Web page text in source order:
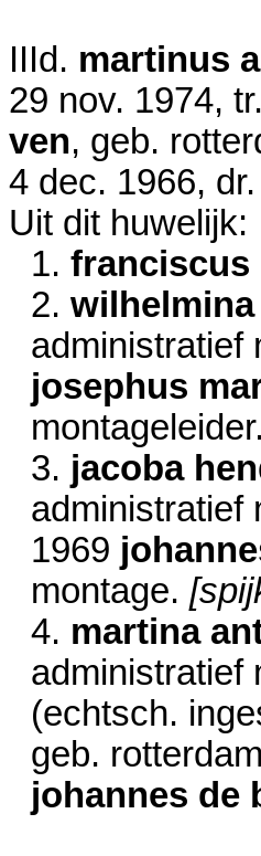
IIId. martinus
29 nov. 1974,
ven, geb.
4 dec. 1966,
Uit dit huwelijk:
1. franciscus
2.
administratief
josephus
montageleider.
3. jacoba
administratief
1969
montage.
4. martina
administratief
(echtsch.
geb. rotterdam
johannes de